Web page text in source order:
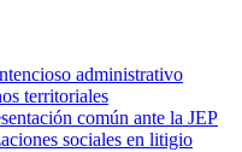
administrativo
territoriales
común ante la JEP
sociales en litigio